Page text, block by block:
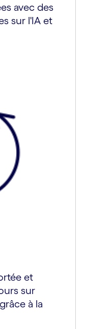
avec des
sur l'IA et
et
sur
à la